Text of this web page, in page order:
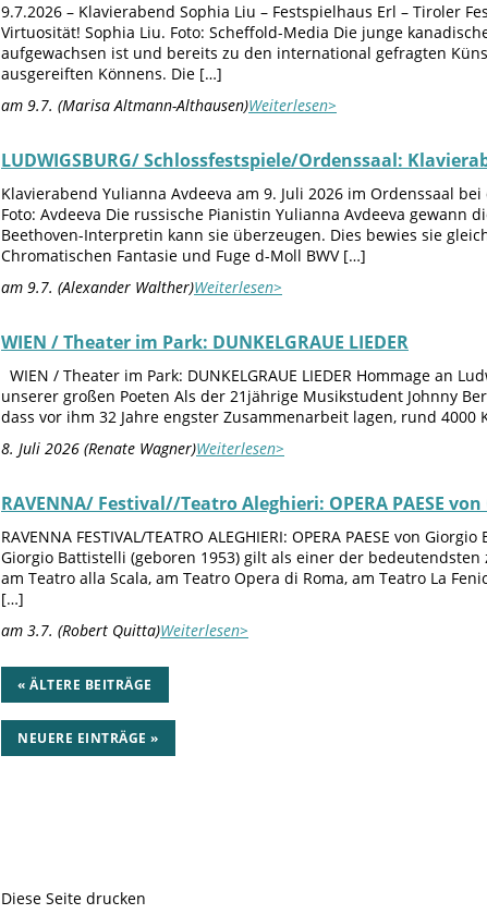
9.7.2026 – Klavierabend Sophia Liu – Festspielhaus Erl – Tiroler
Virtuosität! Sophia Liu. Foto: Scheffold-Media Die junge
aufgewachsen ist und bereits zu den international gefragten
ausgereiften Könnens. Die […]
am 9.7. (Marisa Altmann-Althausen)Weiterlesen>
LUDWIGSBURG/ Schlossfestspiele/Ordenssaal:
Klavierabend Yulianna Avdeeva am 9. Juli 2026 im Ordenssaal
Foto: Avdeeva Die russische Pianistin Yulianna Avdeeva
Beethoven-Interpretin kann sie überzeugen. Dies bewies sie
Chromatischen Fantasie und Fuge d-Moll BWV […]
am 9.7. (Alexander Walther)Weiterlesen>
WIEN / Theater im Park: DUNKELGRAUE LIEDER
WIEN / Theater im Park: DUNKELGRAUE LIEDER Hommage an
unserer großen Poeten Als der 21jährige Musikstudent Johnny
dass vor ihm 32 Jahre engster Zusammenarbeit lagen, rund
8. Juli 2026 (Renate Wagner)Weiterlesen>
RAVENNA/ Festival//Teatro Aleghieri: OPERA PAESE
RAVENNA FESTIVAL/TEATRO ALEGHIERI: OPERA PAESE von
Giorgio Battistelli (geboren 1953) gilt als einer der
am Teatro alla Scala, am Teatro Opera di Roma, am Teatro La
[…]
am 3.7. (Robert Quitta)Weiterlesen>
« ÄLTERE BEITRÄGE
NEUERE EINTRÄGE »
Diese Seite drucken